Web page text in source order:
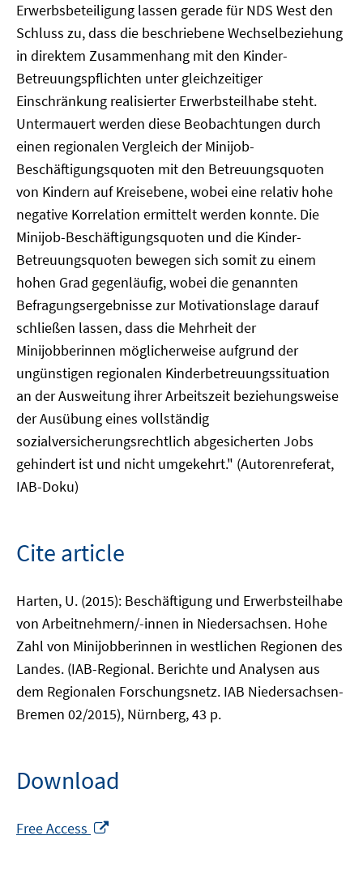
Erwerbsbeteiligung lassen gerade für NDS West den
Schluss zu, dass die beschriebene Wechselbeziehung
in direktem Zusammenhang mit den Kinder-
Betreuungspflichten unter gleichzeitiger
Einschränkung realisierter Erwerbsteilhabe steht.
Untermauert werden diese Beobachtungen durch
einen regionalen Vergleich der Minijob-
Beschäftigungsquoten mit den Betreuungsquoten
von Kindern auf Kreisebene, wobei eine relativ hohe
negative Korrelation ermittelt werden konnte. Die
Minijob-Beschäftigungsquoten und die Kinder-
Betreuungsquoten bewegen sich somit zu einem
hohen Grad gegenläufig, wobei die genannten
Befragungsergebnisse zur Motivationslage darauf
schließen lassen, dass die Mehrheit der
Minijobberinnen möglicherweise aufgrund der
ungünstigen regionalen Kinderbetreuungssituation
an der Ausweitung ihrer Arbeitszeit beziehungsweise
der Ausübung eines vollständig
sozialversicherungsrechtlich abgesicherten Jobs
gehindert ist und nicht umgekehrt." (Autorenreferat,
IAB-Doku)
Cite article
Harten, U. (2015): Beschäftigung und Erwerbsteilhabe
von Arbeitnehmern/-innen in Niedersachsen. Hohe
Zahl von Minijobberinnen in westlichen Regionen des
Landes. (IAB-Regional. Berichte und Analysen aus
dem Regionalen Forschungsnetz. IAB Niedersachsen-
Bremen 02/2015), Nürnberg, 43 p.
Download
Free Access